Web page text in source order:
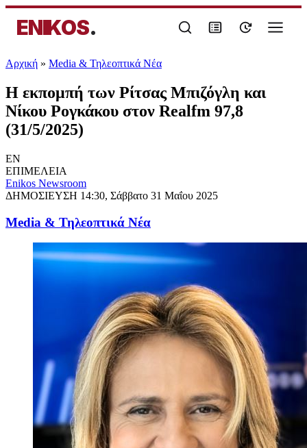
ENIKOS.
Αρχική » Media & Τηλεοπτικά Νέα
Η εκπομπή των Ρίτσας Μπιζόγλη και
Νίκου Ρογκάκου στον Realfm 97,8
(31/5/2025)
EN
ΕΠΙΜΕΛΕΙΑ
Enikos Newsroom
ΔΗΜΟΣΙΕΥΣΗ 14:30, Σάββατο 31 Μαΐου 2025
Media & Τηλεοπτικά Νέα